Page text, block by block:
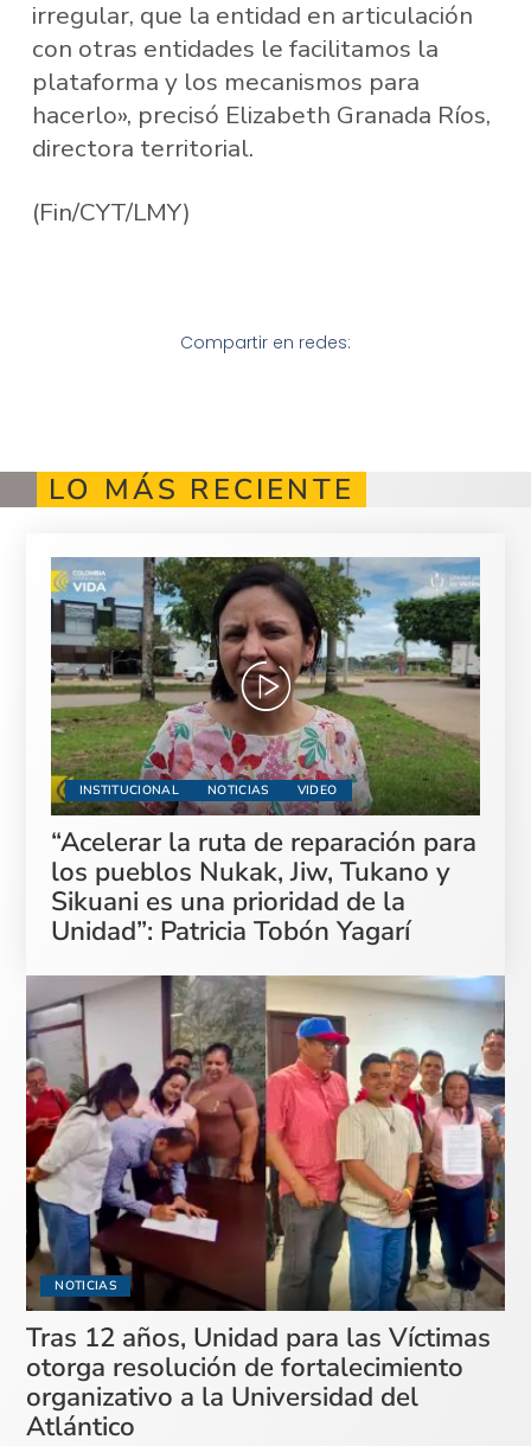
irregular, que la entidad en articulación
con otras entidades le facilitamos la
plataforma y los mecanismos para
hacerlo», precisó Elizabeth Granada Ríos,
directora territorial.
(Fin/CYT/LMY)
Compartir en redes:
LO MÁS RECIENTE
INSTITUCIONAL NOTICIAS VIDEO
“Acelerar la ruta de reparación para
los pueblos Nukak, Jiw, Tukano y
Sikuani es una prioridad de la
Unidad”: Patricia Tobón Yagarí
NOTICIAS
Tras 12 años, Unidad para las Víctimas
otorga resolución de fortalecimiento
organizativo a la Universidad del
Atlántico